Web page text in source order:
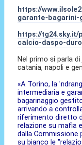
https://
garante-bagarini-
https://tg24.sky.it/
calcio-daspo-
Nel primo si parla
catania, napoli e
«A Torino, la
intermediaria e
bagarinaggio
arrivando a
riferimento diretto
relazione su mafia
dalla Commissione
su bianco le